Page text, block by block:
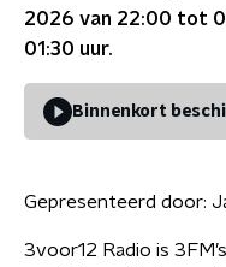
2026 van 22:00 tot
01:30 uur.
Binnenkort
Gepresenteerd door:
3voor12 Radio is